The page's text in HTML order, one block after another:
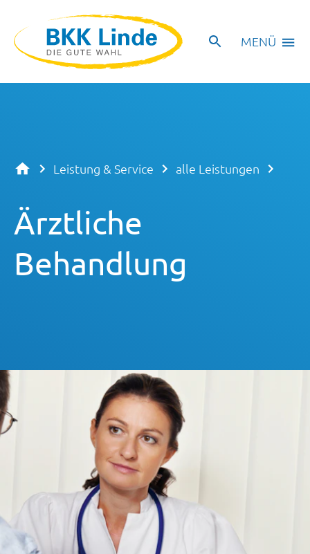
MENÜ
Leistung & Service alle Leistungen
Ärztliche
Behandlung